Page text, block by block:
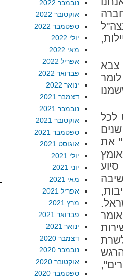
צבא
לכל
את
נובמבר 2022
אוקטובר 2022
ספטמבר 2022
יולי 2022
מאי 2022
אפריל 2022
פברואר 2022
ינואר 2022
דצמבר 2021
נובמבר 2021
אוקטובר 2021
ספטמבר 2021
אוגוסט 2021
יולי 2021
יוני 2021
מאי 2021
אפריל 2021
מרץ 2021
פברואר 2021
ינואר 2021
דצמבר 2020
נובמבר 2020
אוקטובר 2020
ספטמבר 2020